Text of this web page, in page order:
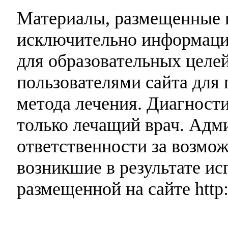
Материалы, размещенные
исключительно
для образовательных
пользователями сайта
метода лечения.
только лечащий врач.
ответственности за
возникшие в результате
размещенной на сайте